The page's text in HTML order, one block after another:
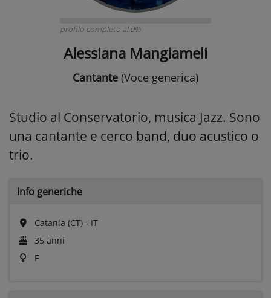
profilo completo al 0%
Alessiana Mangiameli
Cantante (Voce generica)
Studio al Conservatorio, musica Jazz. Sono
una cantante e cerco band, duo acustico o
trio.
Info generiche
Catania (CT) - IT
35 anni
F